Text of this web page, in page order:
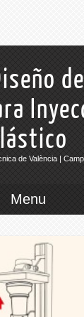
de València |
Menu